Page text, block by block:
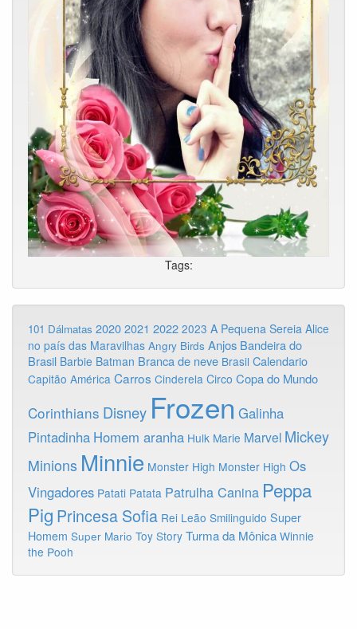
Tags:
101 Dálmatas 2020 2021 2022 2023 A Pequena Sereia Alice
no país das Maravilhas Angry Birds Anjos Bandeira do
Brasil Barbie Batman Branca de neve Brasil Calendario
Capitão América Carros Cinderela Circo Copa do Mundo
Corinthians Disney Frozen Galinha
Pintadinha Homem aranha Hulk Marie Marvel Mickey
Minions Minnie Monster High Monster High Os
Vingadores Patati Patata Patrulha Canina Peppa
Pig Princesa Sofia Rei Leão Smilinguido Super
Homem Super Mario Toy Story Turma da Mônica Winnie
the Pooh